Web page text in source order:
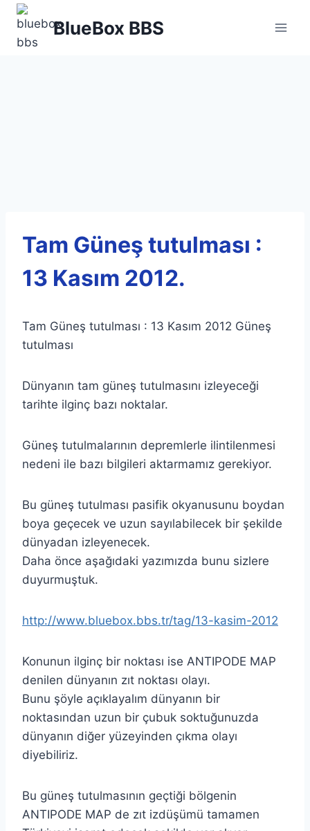
Skip
content
BlueBox BBS
Tam Güneş tutulması :
13 Kasım 2012.
Tam Güneş tutulması : 13 Kasım 2012 Güneş
tutulması
Dünyanın tam güneş tutulmasını izleyeceği
tarihte ilginç bazı noktalar.
Güneş tutulmalarının depremlerle ilintilenmesi
nedeni ile bazı bilgileri aktarmamız gerekiyor.
Bu güneş tutulması pasifik okyanusunu boydan
boya geçecek ve uzun sayılabilecek bir şekilde
dünyadan izleyenecek.
Daha önce aşağıdaki yazımızda bunu sizlere
duyurmuştuk.
http://www.bluebox.bbs.tr/tag/13-kasim-2012
Konunun ilginç bir noktası ise ANTIPODE MAP
denilen dünyanın zıt noktası olayı.
Bunu şöyle açıklayalım dünyanın bir
noktasından uzun bir çubuk soktuğunuzda
dünyanın diğer yüzeyinden çıkma olayı
diyebiliriz.
Bu güneş tutulmasının geçtiği bölgenin
ANTIPODE MAP de zıt izdüşümü tamamen